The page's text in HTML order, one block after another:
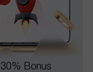
30% Bonus